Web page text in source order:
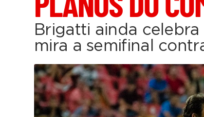
Brigatti ainda celebra
mira a semifinal